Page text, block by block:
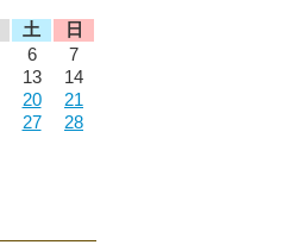
土
日
6
7
13
14
20
21
27
28